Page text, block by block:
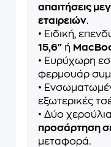
απαιτήσεις
εταιρειών.
• Ειδική,
15,6" ή
• Ευρύχωρη
φερμουάρ
•
εξωτερικές
• Δύο
προσάρτηση
μεταφορά.